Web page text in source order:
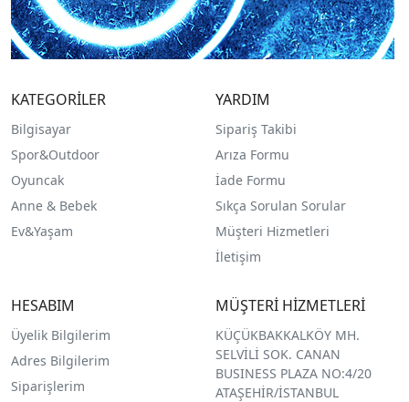
KATEGORİLER
Bilgisayar
Spor&Outdoor
Oyuncak
Anne & Bebek
Ev&Yaşam
YARDIM
Sipariş Takibi
Arıza Formu
İade Formu
Sıkça Sorulan Sorular
Müşteri Hizmetleri
İletişim
HESABIM
Üyelik Bilgilerim
Adres Bilgilerim
Siparişlerim
MÜŞTERİ HİZMETLERİ
KÜÇÜKBAKKALKÖY MH.
SELVİLİ SOK. CANAN
BUSINESS PLAZA NO:4/20
ATAŞEHİR/İSTANBUL